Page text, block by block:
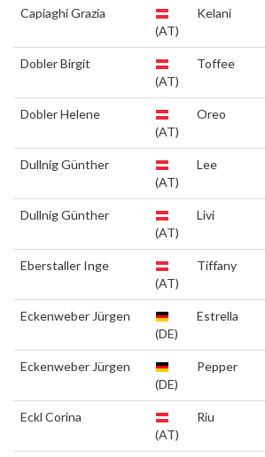
Capiaghi Grazia
(AT)
Kelani
Dobler Birgit
(AT)
Toffee
Dobler Helene
(AT)
Oreo
Dullnig Günther
(AT)
Lee
Dullnig Günther
(AT)
Livi
Eberstaller Inge
(AT)
Tiffany
Eckenweber Jürgen
(DE)
Estrella
Eckenweber Jürgen
(DE)
Pepper
Eckl Corina
(AT)
Riu